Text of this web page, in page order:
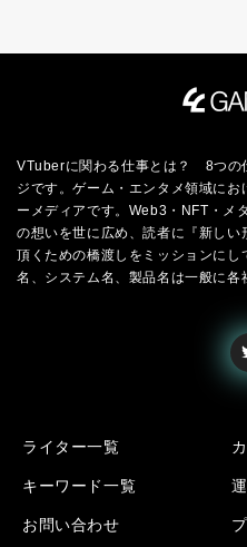
VTuberに関わる仕事とは？ 8つの
ジです。ゲーム・エンタメ領域に
ーメディアです。Web3・NFT・メ
の想いを世に広め、読者に『新し
頂くための橋渡しをミッションに
名、システム名、製品名は一般に各
ライター一覧
キーワード一覧
お問い合わせ